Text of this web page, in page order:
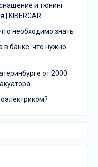
и тюнинг
KIBERCAR
необходимо знать
в банке: что нужно
от 2000